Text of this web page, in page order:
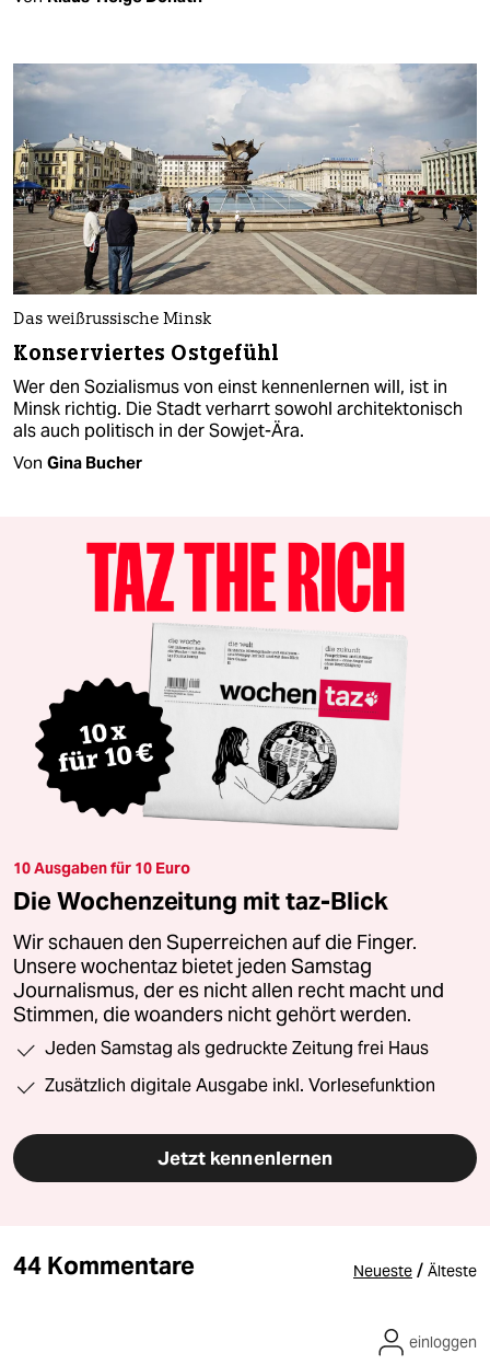
Das weißrussische Minsk
Konserviertes Ostgefühl
Wer den Sozialismus von einst kennenlernen will, ist in
Minsk richtig. Die Stadt verharrt sowohl architektonisch
als auch politisch in der Sowjet-Ära.
Von Gina Bucher
10 Ausgaben für 10 Euro
Die Wochenzeitung mit taz-Blick
Wir schauen den Superreichen auf die Finger.
Unsere wochentaz bietet jeden Samstag
Journalismus, der es nicht allen recht macht und
Stimmen, die woanders nicht gehört werden.
Jeden Samstag als gedruckte Zeitung frei Haus
Zusätzlich digitale Ausgabe inkl. Vorlesefunktion
Jetzt kennenlernen
44 Kommentare Neueste / Älteste
einloggen